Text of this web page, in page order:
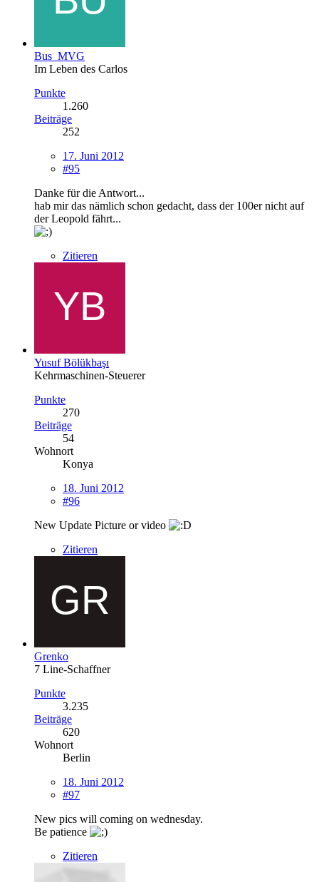
Bus_MVG
Im Leben des Carlos
Punkte
1.260
Beiträge
252
17. Juni 2012
#95
Danke für die Antwort...
hab mir das nämlich schon gedacht, dass der 100er nicht auf
der Leopold fährt...
Zitieren
Yusuf Bölükbaşı
Kehrmaschinen-Steuerer
Punkte
270
Beiträge
54
Wohnort
Konya
18. Juni 2012
#96
New Update Picture or video
Zitieren
Grenko
7 Line-Schaffner
Punkte
3.235
Beiträge
620
Wohnort
Berlin
18. Juni 2012
#97
New pics will coming on wednesday.
Be patience
Zitieren